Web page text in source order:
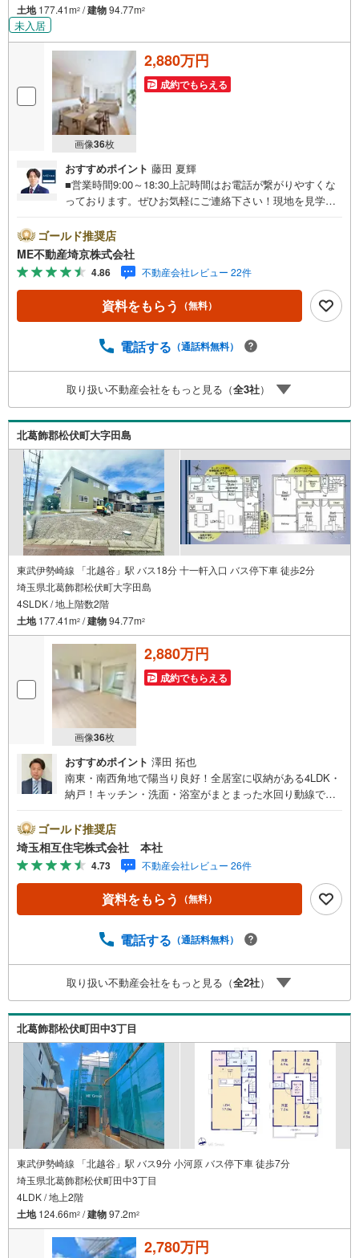
土地177.41m2 /建物94.77m2
未入居
画像36枚
2,880万円
成約でもらえる
おすすめポイント 藤田 夏輝
■営業時間9:00～18:30上記時間はお電話が繋がりやすくな
っております。ぜひお気軽にご連絡下さい！現地を見学さ
ご希望の日時をご記入いただけますとスムーズにご案内が
可能です。■ご来店特典1.ご見学、ご来店後にアンケート記
入でもれなく3、000円のQUOカードプレゼント（1組様1回
限り後日郵送）2.未公開の物件情報をご紹介3.不動産ご購
入、ご売却、太陽光発電システムご検討中のお客様、ご紹
介でもれなくQUOカード3、000円分プレゼント更にご紹介
円のご紹介料をお支払いさせて頂きます！詳しくはスタッ
マイカーでも安心！2.チャイルドスペース、授乳室、ベビ
ーベッド完備3.他にもファミリーに優しい『あったら良い
な』がここにある！ミルク用浄水サーバー、紙おむつ、ア
メニティ、大型個室2部屋、各ブースモニター等
ゴールド推奨店
ME不動産埼京株式会社
4.86 不動産会社レビュー 22件
資料をもらう （無料）
電話する （通話料無料）
取り扱い不動産会社をもっと見る（全3社）
北葛飾郡松伏町大字田島
東武伊勢崎線 「北越谷」駅 バス18分 十一軒入口 バス停下車 徒歩2分
埼玉県北葛飾郡松伏町大字田島
4SLDK / 地上階数2階
土地177.41m2 /建物94.77m2
画像36枚
2,880万円
成約でもらえる
おすすめポイント 澤田 拓也
南東・南西角地で陽当り良好！全居室に収納がある4LDK・
納戸！キッチン・洗面・浴室がまとまった水回り動線で、
る）！お気軽にお問い合わせください！【お子様がいるお
客様でも安心】本社来店専用のキッズスペースを完備、お
子様連れでも落ち着いてご相談いただけます。チャイルド
シートもご用意しております。【住宅ローンに強い！住宅
ローン・契約サポート】本社在籍の専門スタッフが、金融
機関との調整から 審査のポイントまで一貫してサポート。
安がある方も、まずはご相談ください。住宅ローンに詳し
します。 初めての方も安心してご相談いただけます。【本
社ならではの総合サポート・検討段階から具体化までスム
ーズ】まだ迷っている段階でも問題ありません。物件のご
紹介だけでなく、資金計画、間取りの考え方、建築の注意
点、将来的な売却や住み替えの可能性まで、一つひとつ整
理しながらご案内します。
ゴールド推奨店
埼玉相互住宅株式会社 本社
4.73 不動産会社レビュー 26件
資料をもらう （無料）
電話する （通話料無料）
取り扱い不動産会社をもっと見る（全2社）
北葛飾郡松伏町田中3丁目
東武伊勢崎線 「北越谷」駅 バス9分 小河原 バス停下車 徒歩7分
埼玉県北葛飾郡松伏町田中3丁目
4LDK / 地上2階
土地124.66m2 /建物97.2m2
2,780万円